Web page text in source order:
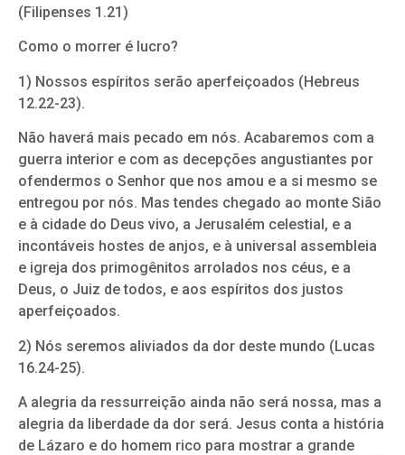
(Filipenses 1.21)
Como o morrer é lucro?
1) Nossos espíritos serão aperfeiçoados (Hebreus
12.22-23).
Não haverá mais pecado em nós. Acabaremos com a
guerra interior e com as decepções angustiantes por
ofendermos o Senhor que nos amou e a si mesmo se
entregou por nós. Mas tendes chegado ao monte Sião
e à cidade do Deus vivo, a Jerusalém celestial, e a
incontáveis hostes de anjos, e à universal assembleia
e igreja dos primogênitos arrolados nos céus, e a
Deus, o Juiz de todos, e aos espíritos dos justos
aperfeiçoados.
2) Nós seremos aliviados da dor deste mundo (Lucas
16.24-25).
A alegria da ressurreição ainda não será nossa, mas a
alegria da liberdade da dor será. Jesus conta a história
de Lázaro e do homem rico para mostrar a grande